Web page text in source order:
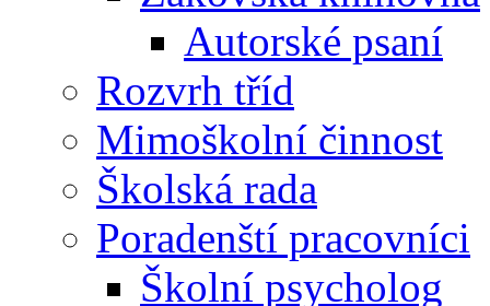
Autorské psaní
Rozvrh tříd
Mimoškolní činnost
Školská rada
Poradenští pracovníci
Školní psycholog